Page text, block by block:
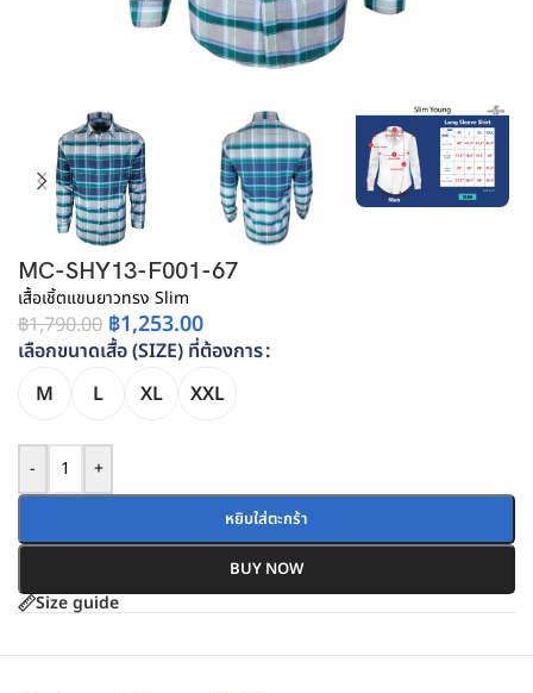
MC-SHY13-F001-67
เสื้อเชิ้ตแขนยาวทรง Slim
฿1,790.00 ฿1,253.00
เลือกขนาดเสื้อ (SIZE) ที่ต้องการ
M
L XL XXL
- +
หยิบใส่ตะกร้า
BUY NOW
Size guide